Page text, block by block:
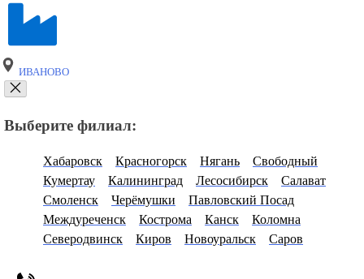
ИВАНОВО
Выберите филиал:
Хабаровск Красногорск Нягань
Свободный
Кумертау
Калининград Лесосибирск
Салават
Смоленск
Черёмушки
Павловский Посад
Междуреченск
Кострома Канск
Коломна
Северодвинск
Киров Новоуральск Саров